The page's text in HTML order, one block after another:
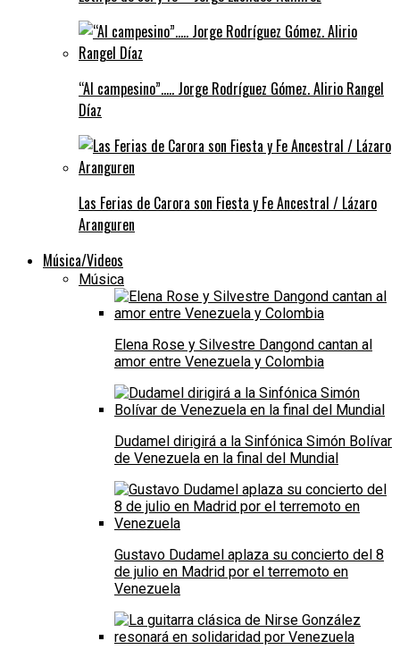
“Al campesino”….. Jorge Rodríguez Gómez. Alirio Rangel
Díaz
Las Ferias de Carora son Fiesta y Fe Ancestral / Lázaro
Aranguren
Música/Videos
Música
Elena Rose y Silvestre Dangond cantan al
amor entre Venezuela y Colombia
Dudamel dirigirá a la Sinfónica Simón Bolívar
de Venezuela en la final del Mundial
Gustavo Dudamel aplaza su concierto del 8
de julio en Madrid por el terremoto en
Venezuela